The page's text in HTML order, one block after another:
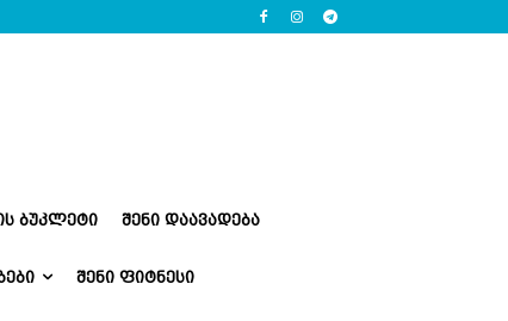
ᲑᲣᲙᲚᲔᲢᲘ ᲨᲔᲜᲘ ᲓᲐᲐᲕᲐᲓᲔᲑᲐ
ᲨᲔᲜᲘ ᲤᲘᲢᲜᲔᲡᲘ